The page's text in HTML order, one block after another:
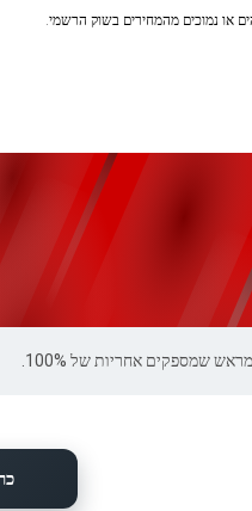
או נמוכים מהמחירים בשוק הרשמי.